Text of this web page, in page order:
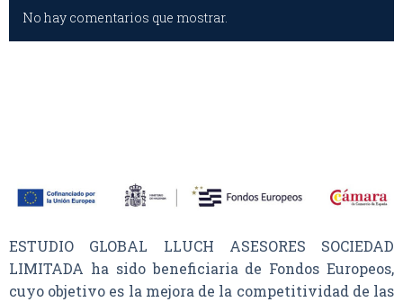
No hay comentarios que mostrar.
ESTUDIO GLOBAL LLUCH ASESORES SOCIEDAD
LIMITADA ha sido beneficiaria de Fondos Europeos,
cuyo objetivo es la mejora de la competitividad de las